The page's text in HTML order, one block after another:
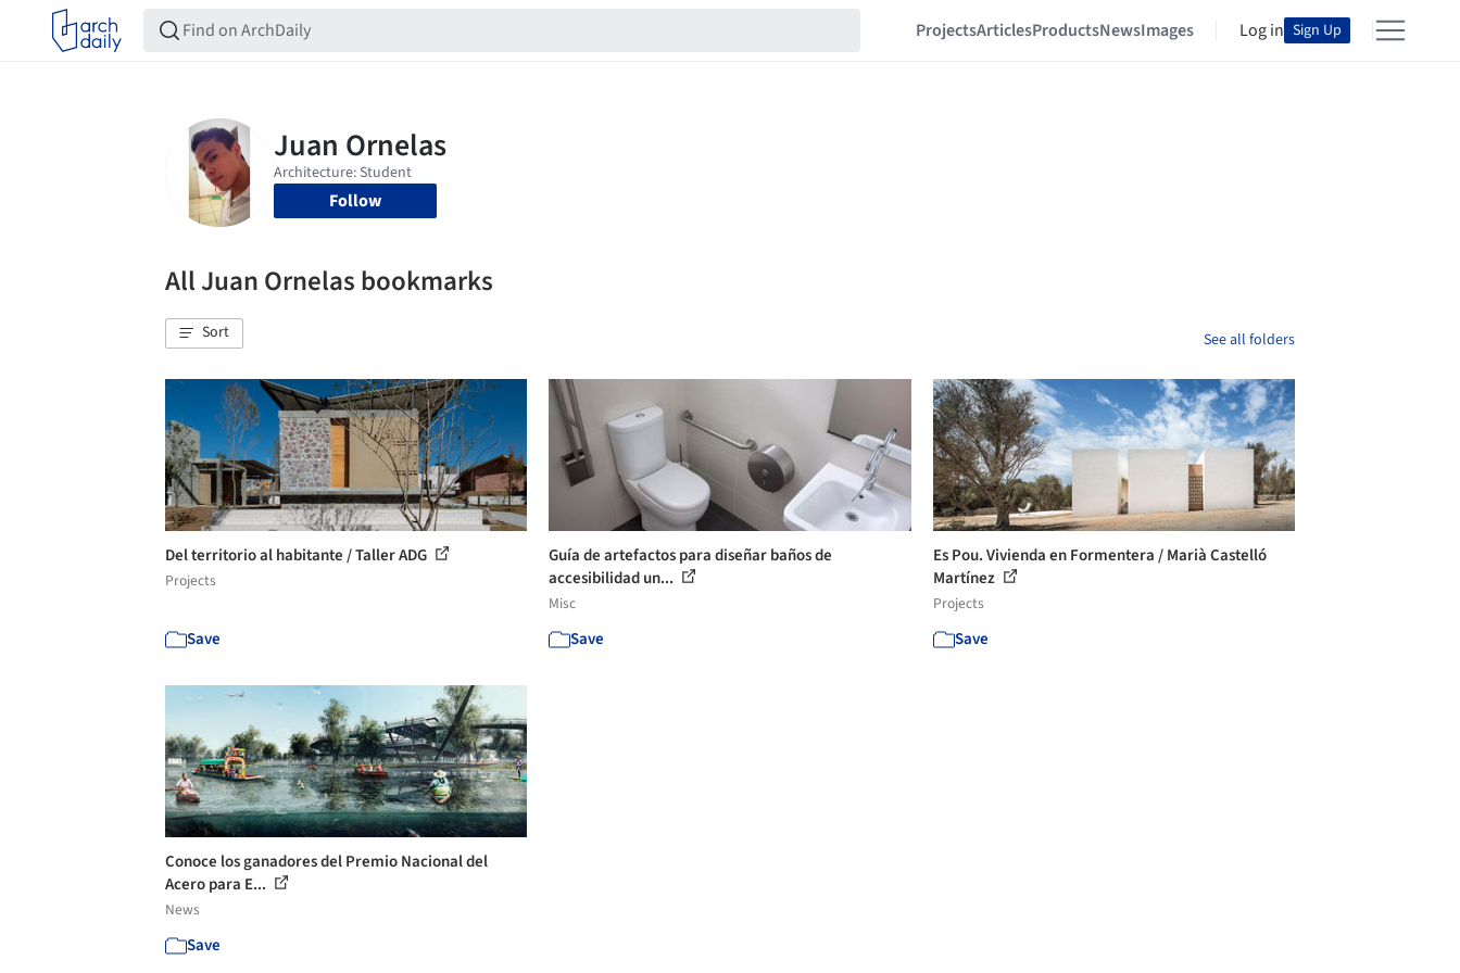
ProjectsArticlesProductsNewsImages Log in Sign Up
Follow
All Juan Ornelas bookmarks
Sort See all folders
Del territorio al habitante / Taller ADG
Projects
Save
Guía de artefactos para diseñar baños de
accesibilidad un...
Misc
Save
Es Pou. Vivienda en Formentera / Marià Castelló
Martínez
Projects
Save
Conoce los ganadores del Premio Nacional del
Acero para E...
News
Save